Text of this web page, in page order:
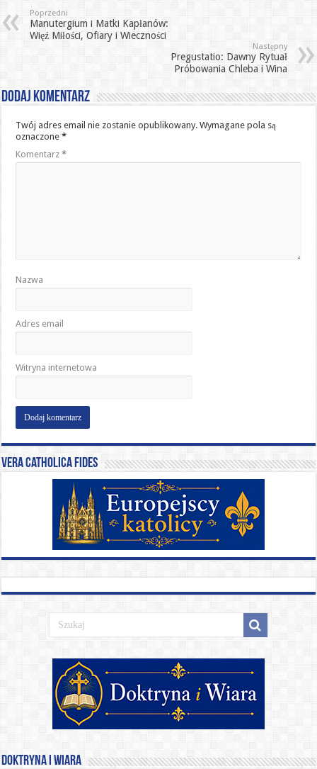
Poprzedni
Manutergium i Matki Kapłanów:
Więź Miłości, Ofiary i Wieczności
Następny
Pregustatio: Dawny Rytuał
Próbowania Chleba i Wina
Dodaj komentarz
Twój adres email nie zostanie opublikowany. Wymagane pola są
oznaczone*
Komentarz*
Nazwa
Adres email
Witryna internetowa
Vera catholica fides
Doktryna i Wiara